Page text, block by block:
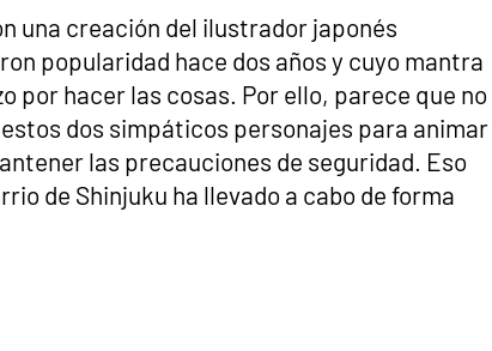
una creación del ilustrador japonés
popularidad hace dos años y cuyo mantra
por hacer las cosas. Por ello, parece que no
dos simpáticos personajes para animar
las precauciones de seguridad. Eso
de Shinjuku ha llevado a cabo de forma